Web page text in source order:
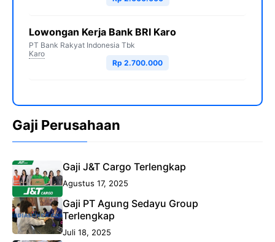
Lowongan Kerja Bank BRI Karo
PT Bank Rakyat Indonesia Tbk
Karo
Rp 2.700.000
Gaji Perusahaan
Gaji J&T Cargo Terlengkap
Agustus 17, 2025
Gaji PT Agung Sedayu Group
Terlengkap
Juli 18, 2025